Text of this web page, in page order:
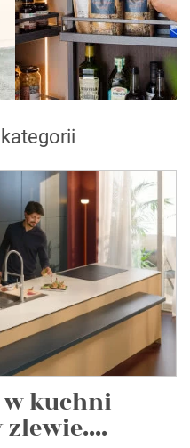
w kuchni